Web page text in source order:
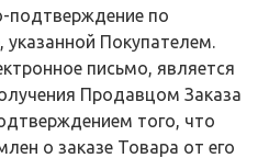
подтверждение по
указанной Покупателем.
письмо, является
Продавцом Заказа
того, что
о заказе Товара от его